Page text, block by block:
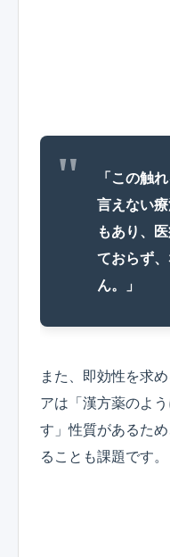
「この触
言えない
もあり、
ておらず
ん。」
また、即効性を求
アは「漢方薬のよ
す」性質があるた
ることも課題です。